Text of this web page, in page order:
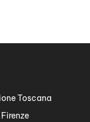
Toscana